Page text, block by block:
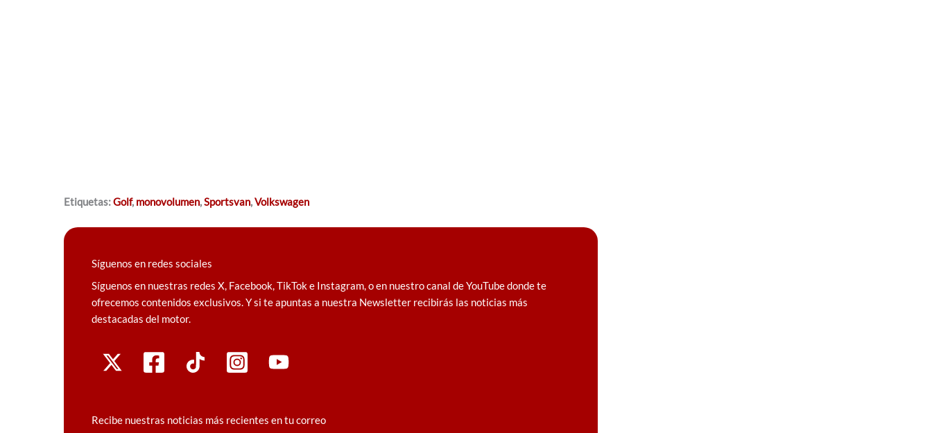
Etiquetas:Golf, monovolumen,Sportsvan,Volkswagen
Síguenos en redes sociales
Síguenos en nuestras redes X, Facebook, TikTok e Instagram, o en nuestro canal de YouTube donde te
ofrecemos contenidos exclusivos. Y si te apuntas a nuestra Newsletter recibirás las noticias más
destacadas del motor.
Recibe nuestras noticias más recientes en tu correo